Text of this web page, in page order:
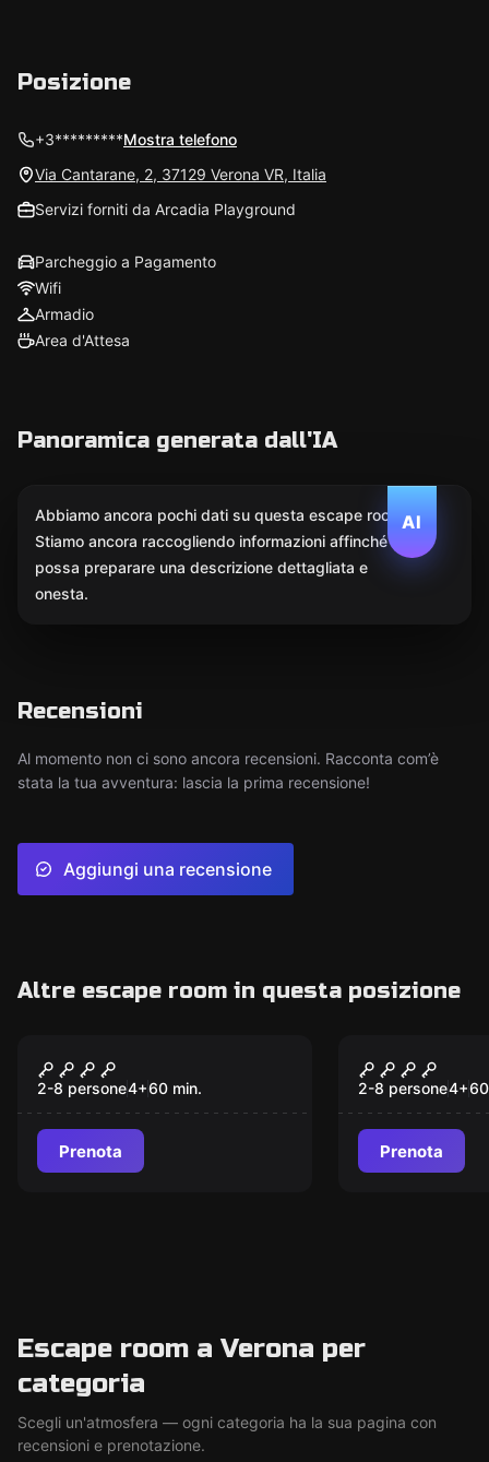
Posizione
+3*********Mostra telefono
Via Cantarane, 2, 37129 Verona VR, Italia
Servizi forniti da Arcadia Playground
Parcheggio a Pagamento
Wifi
Armadio
Area d'Attesa
Panoramica generata dall'IA
AI
Abbiamo ancora pochi dati su questa escape room.
Stiamo ancora raccogliendo informazioni affinché l'IA
possa preparare una descrizione dettagliata e
onesta.
Recensioni
Al momento non ci sono ancora recensioni. Racconta com’è
stata la tua avventura: lascia la prima recensione!
Aggiungi una recensione
Altre escape room in questa posizione
Nuovo
Il Codice Da Vinci
2-8 persone4+60 min.
Prenota
Nuovo
Il Mistero
Templari
2-8 persone4+60
Prenota
Escape room a Verona per
categoria
Scegli un'atmosfera — ogni categoria ha la sua pagina con
recensioni e prenotazione.